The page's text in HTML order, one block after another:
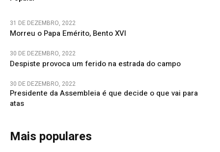
31 DE DEZEMBRO, 2022
Morreu o Papa Emérito, Bento XVI
30 DE DEZEMBRO, 2022
Despiste provoca um ferido na estrada do campo
30 DE DEZEMBRO, 2022
Presidente da Assembleia é que decide o que vai para
atas
Mais populares